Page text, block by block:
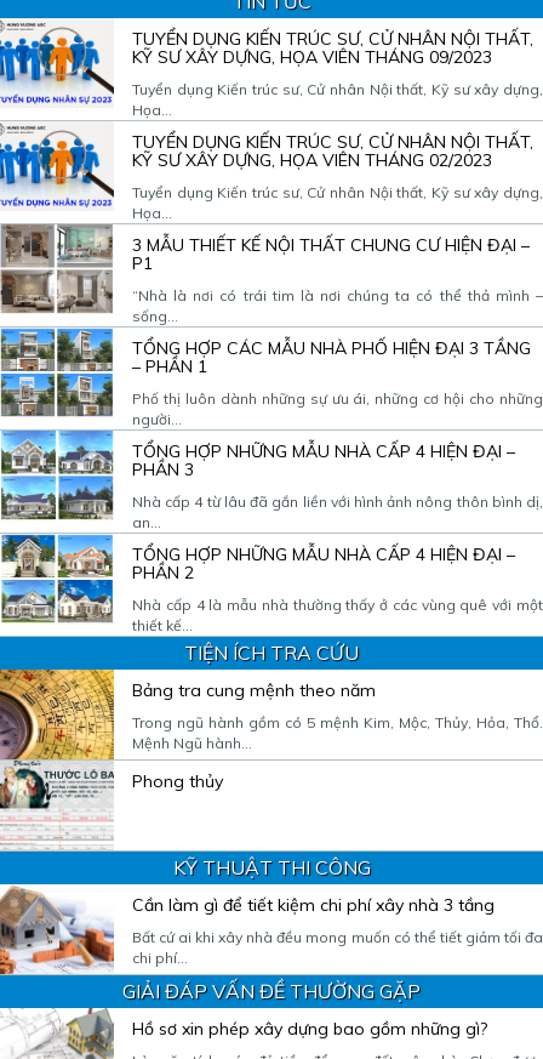
TUYỂN DỤNG KIẾN TRÚC SƯ, CỬ NHÂN NỘI THẤT,
KỸ SƯ XÂY DỰNG, HỌA VIÊN THÁNG 09/2023
Tuyển dụng Kiến trúc sư, Cử nhân Nội thất, Kỹ sư xây dựng,
Họa...
TUYỂN DỤNG KIẾN TRÚC SƯ, CỬ NHÂN NỘI THẤT,
KỸ SƯ XÂY DỰNG, HỌA VIÊN THÁNG 02/2023
Tuyển dụng Kiến trúc sư, Cử nhân Nội thất, Kỹ sư xây dựng,
Họa...
3 MẪU THIẾT KẾ NỘI THẤT CHUNG CƯ HIỆN ĐẠI –
P1
“Nhà là nơi có trái tim là nơi chúng ta có thể thả mình –
sống...
TỔNG HỢP CÁC MẪU NHÀ PHỐ HIỆN ĐẠI 3 TẦNG
– PHẦN 1
Phố thị luôn dành những sự ưu ái, những cơ hội cho những
người...
TỔNG HỢP NHỮNG MẪU NHÀ CẤP 4 HIỆN ĐẠI –
PHẦN 3
Nhà cấp 4 từ lâu đã gắn liền với hình ảnh nông thôn bình dị,
an...
TỔNG HỢP NHỮNG MẪU NHÀ CẤP 4 HIỆN ĐẠI –
PHẦN 2
Nhà cấp 4 là mẫu nhà thường thấy ở các vùng quê với một
thiết kế...
TIỆN ÍCH TRA CỨU
Bảng tra cung mệnh theo năm
Trong ngũ hành gồm có 5 mệnh Kim, Mộc, Thủy, Hỏa, Thổ.
Mệnh Ngũ hành...
Phong thủy
KỸ THUẬT THI CÔNG
Cần làm gì để tiết kiệm chi phí xây nhà 3 tầng
Bất cứ ai khi xây nhà đều mong muốn có thể tiết giảm tối đa
chi phí...
GIẢI ĐÁP VẤN ĐỀ THƯỜNG GẶP
Hồ sơ xin phép xây dựng bao gồm những gì?